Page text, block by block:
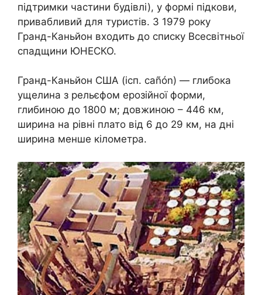
підтримки частини будівлі), у формі підкови,
привабливий для туристів. З 1979 року
Гранд-Каньйон входить до списку Всесвітньої
спадщини ЮНЕСКО.
Гранд-Каньйон США (ісп. cañón) — глибока
ущелина з рельєфом ерозійної форми,
глибиною до 1800 м; довжиною – 446 км,
ширина на рівні плато від 6 до 29 км, на дні
ширина менше кілометра.